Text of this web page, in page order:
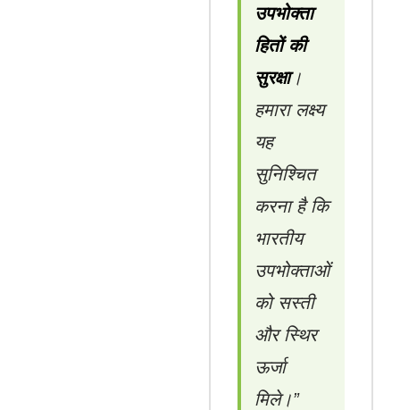
उपभोक्ता
हितों की
सुरक्षा।
हमारा लक्ष्य
यह
सुनिश्चित
करना है कि
भारतीय
उपभोक्ताओं
को सस्ती
और स्थिर
ऊर्जा
मिले।”